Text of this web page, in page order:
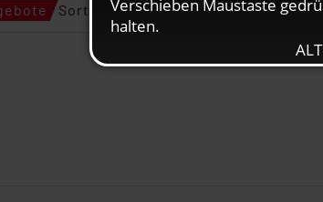
Sortiments-Deals